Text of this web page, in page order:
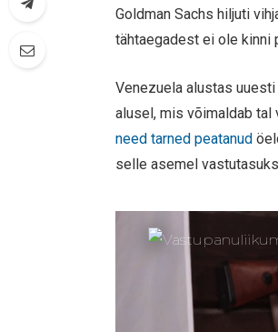
Goldman Sachs hiljuti
tähtaegadest ei ole kinni
Venezuela alustas
alusel, mis võimaldab tal
need tarned peatanud
selle asemel